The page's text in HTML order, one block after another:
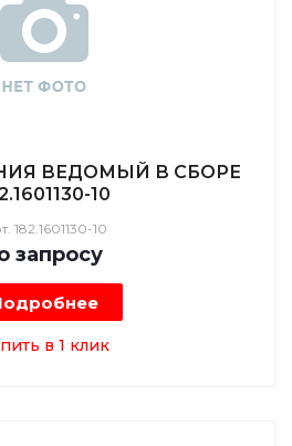
ВЕДОМЫЙ В СБОРЕ
10
182.1601130-10
запросу
в 1 клик